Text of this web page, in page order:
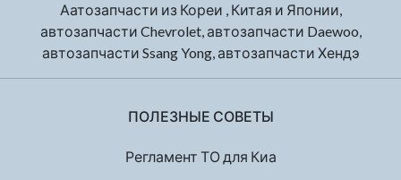
Аатозапчасти из Кореи , Китая и Японии,
автозапчасти Chevrolet, автозапчасти Daewoo,
автозапчасти Ssang Yong, автозапчасти Хендэ
ПОЛЕЗНЫЕ СОВЕТЫ
Регламент ТО для Киа